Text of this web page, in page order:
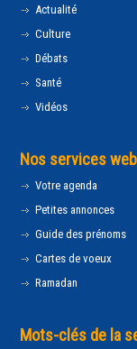
Actualité
Culture
Débats
Santé
Vidéos
Nos services web
Votre agenda
Petites annonces
Guide des prénoms
Cartes de voeux
Ramadan
Mots-clés de la